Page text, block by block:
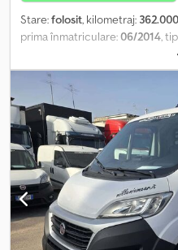
Stare:folosit, kilometraj:
prima înmatriculare:06/2014,
,
emisii:Euro 5, număr de locuri:3
aer condiționat, filtru de
stabilitate (ESP), închidere
Vehicul cu 3 locuri,
viteze manuală în 6 trepte,
electrice, computer de bord,
centrală, portiere cu aripi,
centralizată + telecomandă,
răcire Thermo-King V-300
către comercianți și pentru
trimise în prealabil prin e-mail